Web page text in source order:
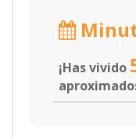
¡Has vivido